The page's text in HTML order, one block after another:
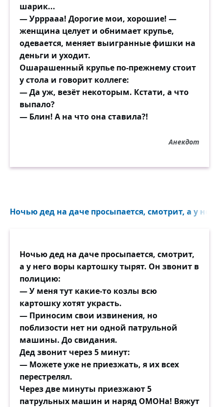
шарик...
— Урррааа! Дорогие мои, хорошие! —
женщина целует и обнимает крупье,
одевается, меняет выигранные фишки на
деньги и уходит.
Ошарашенный крупье по-прежнему стоит
у стола и говорит коллеге:
— Да уж, везёт некоторым. Кстати, а что
выпало?
— Блин! А на что она ставила?!
Анекдот
Ночью дед на даче просыпается, смотрит, а у
Ночью дед на даче просыпается, смотрит,
а у него воры картошку тырят. Он звонит в
полицию:
— У меня тут какие-то козлы всю
картошку хотят украсть.
— Приносим свои извинения, но
поблизости нет ни одной патрульной
машины. До свидания.
Дед звонит через 5 минут:
— Можете уже не приезжать, я их всех
перестрелял.
Через две минуты приезжают 5
патрульных машин и наряд ОМОНа! Вяжут